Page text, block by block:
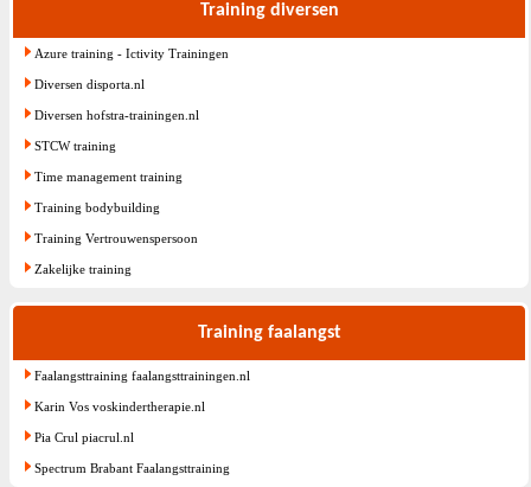
Training diversen
Azure training - Ictivity Trainingen
Diversen disporta.nl
Diversen hofstra-trainingen.nl
STCW training
Time management training
Training bodybuilding
Training Vertrouwenspersoon
Zakelijke training
Training faalangst
Faalangsttraining faalangsttrainingen.nl
Karin Vos voskindertherapie.nl
Pia Crul piacrul.nl
Spectrum Brabant Faalangsttraining